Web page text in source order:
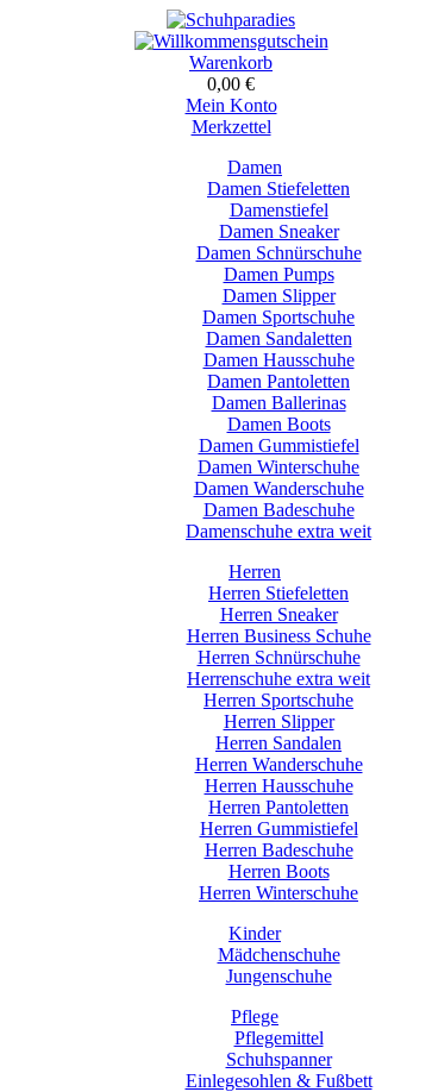
Warenkorb
0,00 €
Mein Konto
Merkzettel
Damen
Damen Stiefeletten
Damenstiefel
Damen Sneaker
Damen Schnürschuhe
Damen Pumps
Damen Slipper
Damen Sportschuhe
Damen Sandaletten
Damen Hausschuhe
Damen Pantoletten
Damen Ballerinas
Damen Boots
Damen Gummistiefel
Damen Winterschuhe
Damen Wanderschuhe
Damen Badeschuhe
Damenschuhe extra weit
Herren
Herren Stiefeletten
Herren Sneaker
Herren Business Schuhe
Herren Schnürschuhe
Herrenschuhe extra weit
Herren Sportschuhe
Herren Slipper
Herren Sandalen
Herren Wanderschuhe
Herren Hausschuhe
Herren Pantoletten
Herren Gummistiefel
Herren Badeschuhe
Herren Boots
Herren Winterschuhe
Kinder
Mädchenschuhe
Jungenschuhe
Pflege
Pflegemittel
Schuhspanner
Einlegesohlen & Fußbett